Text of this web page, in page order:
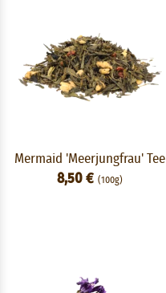
Mermaid 'Meerjungfrau' Tee
8,50 € (100g)